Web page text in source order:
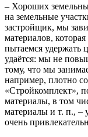
– Хороших
на земельные
застройщик, мы
материалов,
пытаемся удержать
удаётся: мы не
тому, что мы
например, плотно
«Стройкомплект»,
материалы, в том
материалы и т. п., –
очень